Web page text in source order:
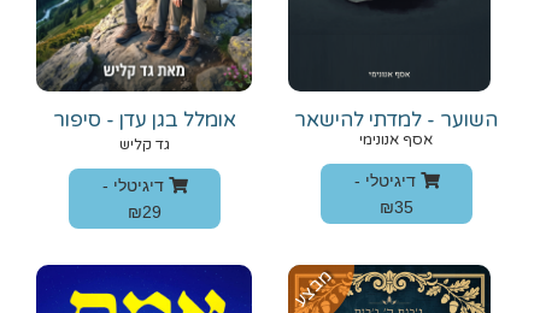
השוער - למדתי להישאר
אסף אנונימי
דיגיטלי -
₪35
אומלל בגן עדן - סיפור
אמיתי
גד קליש
דיגיטלי -
₪29
מבצע